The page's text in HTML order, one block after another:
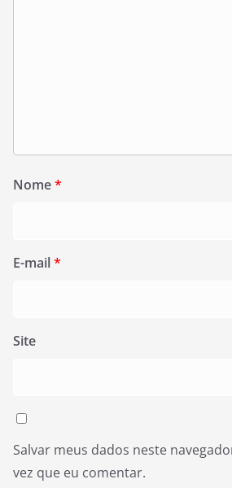
Nome*
E-mail*
Site
Salvar meus dados neste
vez que eu comentar.